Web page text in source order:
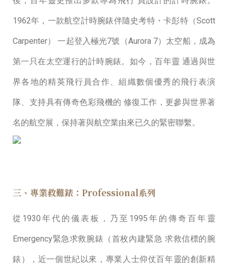
1962年，⼀款航空計時腕錶伴隨史考特・卡彭特（Scott
Carpenter） ⼀起登入極光7號（Aurora 7）太空船，成為
第⼀只在太空運⾏的計時腕錶。如今，百年靈 通過與世
界各地的精英⾶⾏員合作、組織數個優秀的⾶⾏表演
隊、⽀持具有傳奇⾊彩⾶機的 修復⼯作，更參與世界著
名的航空展，保持著與航空業由來已久的緊密聯繫。
三、專業救難錶：Professional系列
從1930年代的儀表板，乃⾄1995年的傳奇百年靈
Emergency緊急求救腕錶（⾸枚內建緊急 求救信標的腕
錶），近⼀個世紀以來，專業⼈⼠仰仗百年靈的創新精